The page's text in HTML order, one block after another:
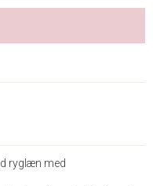
ryglæn med